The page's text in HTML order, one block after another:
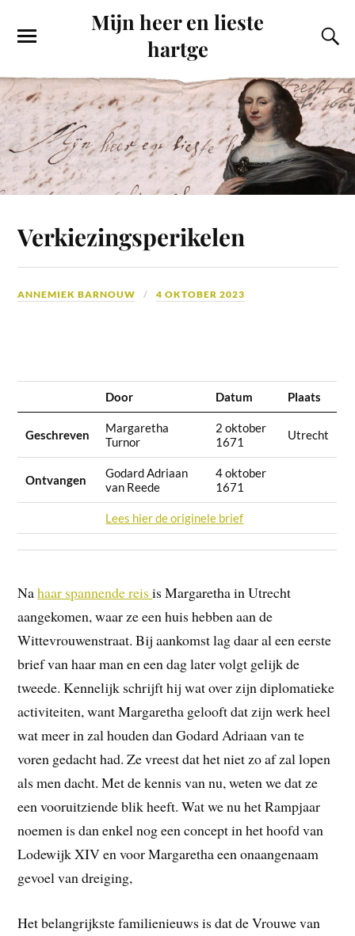
Mijn heer en lieste
hartge
Verkiezingsperikelen
ANNEMIEK BARNOUW 4 OKTOBER 2023
Door Datum Plaats
Geschreven
Margaretha
Turnor
2 oktober
1671
Utrecht
Ontvangen
Godard Adriaan
van Reede
4 oktober
1671
Lees hier de originele brief
Nahaar spannende reisis Margaretha in Utrecht
aangekomen, waar ze een huis hebben aan de
Wittevrouwenstraat. Bij aankomst lag daar al een eerste
brief van haar man en een dag later volgt gelijk de
tweede. Kennelijk schrijft hij wat over zijn diplomatieke
activiteiten, want Margaretha gelooft dat zijn werk heel
wat meer in zal houden dan Godard Adriaan van te
voren gedacht had. Ze vreest dat het niet zo af zal lopen
als men dacht. Met de kennis van nu, weten we dat ze
een vooruitziende blik heeft. Wat we nu het Rampjaar
noemen is dan enkel nog een concept in het hoofd van
Lodewijk XIV en voor Margaretha een onaangenaam
gevoel van dreiging,
Het belangrijkste familienieuws is dat de Vrouwe van